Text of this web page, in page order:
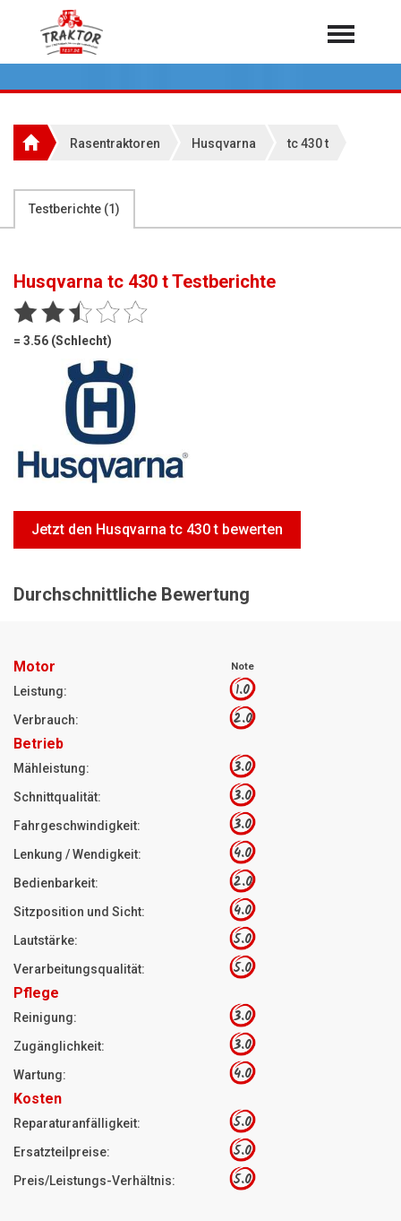
Home
Rundballenpressen
Teleskoplader
Freischneider
Jetzt Bewerten
Über 7.000 Testberichte
Rasentraktoren Husqvarna tc 430 t
Testberichte (1)
Husqvarna tc 430 tTestberichte
= 3.56 (Schlecht)
Jetzt den Husqvarna tc 430 t bewerten
Durchschnittliche Bewertung
Motor Note
Leistung: 1.0
Verbrauch: 2.0
Betrieb
Mähleistung: 3.0
Schnittqualität: 3.0
Fahrgeschwindigkeit: 3.0
Lenkung / Wendigkeit: 4.0
Bedienbarkeit: 2.0
Sitzposition und Sicht: 4.0
Lautstärke: 5.0
Verarbeitungsqualität: 5.0
Pflege
Reinigung: 3.0
Zugänglichkeit: 3.0
Wartung: 4.0
Kosten
Reparaturanfälligkeit: 5.0
Ersatzteilpreise: 5.0
Preis/Leistungs-Verhältnis: 5.0